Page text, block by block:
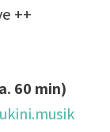
++
60 min)